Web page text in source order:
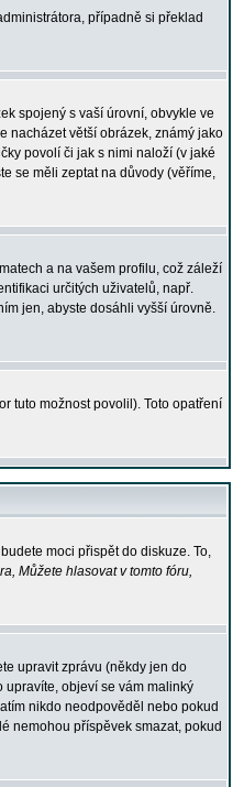
případně si překlad
spojený s vaší úrovní, obvykle ve
nacházet větší obrázek, známý jako
povolí či jak s nimi naloží (v jaké
se měli zeptat na důvody (věříme,
a na vašem profilu, což záleží
určitých uživatelů, např.
jen, abyste dosáhli vyšší úrovně.
tuto možnost povolil). Toto opatření
moci přispět do diskuze. To,
Můžete hlasovat v tomto fóru,
upravit zprávu (někdy jen do
upravíte, objeví se vám malinký
nikdo neodpověděl nebo pokud
nemohou příspěvek smazat, pokud